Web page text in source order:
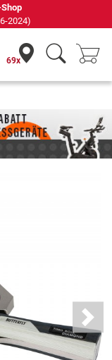
69x
Next